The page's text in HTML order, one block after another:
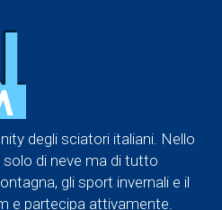
degli sciatori italiani. Nello
di neve ma di tutto
gli sport invernali e il
e partecipa attivamente.